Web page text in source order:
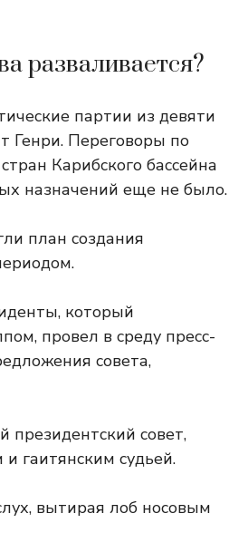
разваливается?
партии из девяти
Генри. Переговоры по
Карибского бассейна
назначений еще не было.
план создания
который
провел в среду пресс-
совета,
президентский совет,
гаитянским судьей.
вытирая лоб носовым